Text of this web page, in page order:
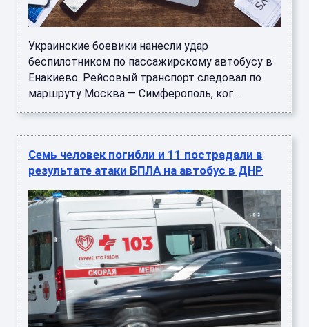
Украинские боевики нанесли удар
беспилотником по пассажирскому автобусу в
Енакиево. Рейсовый транспорт следовал по
маршруту Москва — Симферополь, ког ...
Семь человек погибли и 11 пострадали в
результате атаки БПЛА на автобус в ДНР